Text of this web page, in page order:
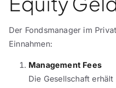
Der Fondsmanager im
Einnahmen:
Management Fees
Die Gesellschaft